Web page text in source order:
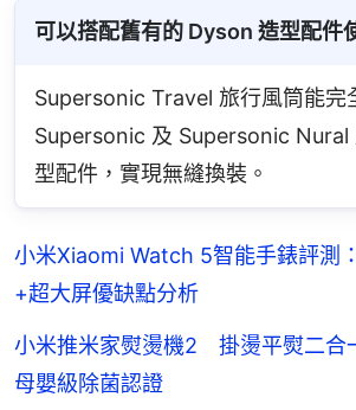
可以搭配舊有的 Dyson 造型配件
Supersonic Travel 旅行風筒能完
Supersonic 及 Supersonic Nural
型配件，實現無縫換裝。
小米Xiaomi Watch 5智能手錶評測
+超大屏優缺點分析
小米推米家熨燙機2 掛燙平熨二
母嬰級除菌認證